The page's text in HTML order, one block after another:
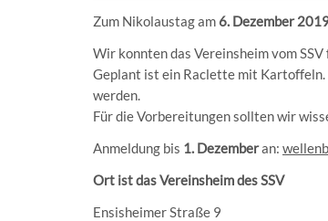
Zum Nikolaustag am6. Dezember
Wir konnten das Vereinsheim vom
Geplant ist ein Raclette mit Kartoffeln.
werden.
Für die Vorbereitungen sollten wir
Anmeldung bis 1. Dezemberan:
Ort ist das Vereinsheim des SSV
Ensisheimer Straße 9